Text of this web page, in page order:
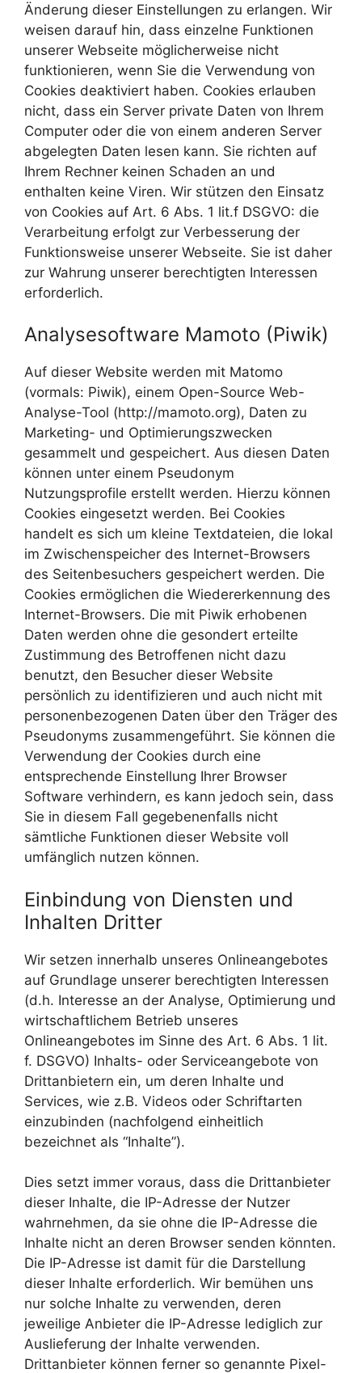
Änderung dieser Einstellungen zu erlangen. Wir
weisen darauf hin, dass einzelne Funktionen
unserer Webseite möglicherweise nicht
funktionieren, wenn Sie die Verwendung von
Cookies deaktiviert haben. Cookies erlauben
nicht, dass ein Server private Daten von Ihrem
Computer oder die von einem anderen Server
abgelegten Daten lesen kann. Sie richten auf
Ihrem Rechner keinen Schaden an und
enthalten keine Viren. Wir stützen den Einsatz
von Cookies auf Art. 6 Abs. 1 lit.f DSGVO: die
Verarbeitung erfolgt zur Verbesserung der
Funktionsweise unserer Webseite. Sie ist daher
zur Wahrung unserer berechtigten Interessen
erforderlich.
Analysesoftware Mamoto (Piwik)
Auf dieser Website werden mit Matomo
(vormals: Piwik), einem Open-Source Web-
Analyse-Tool (http://mamoto.org), Daten zu
Marketing- und Optimierungszwecken
gesammelt und gespeichert. Aus diesen Daten
können unter einem Pseudonym
Nutzungsprofile erstellt werden. Hierzu können
Cookies eingesetzt werden. Bei Cookies
handelt es sich um kleine Textdateien, die lokal
im Zwischenspeicher des Internet-Browsers
des Seitenbesuchers gespeichert werden. Die
Cookies ermöglichen die Wiedererkennung des
Internet-Browsers. Die mit Piwik erhobenen
Daten werden ohne die gesondert erteilte
Zustimmung des Betroffenen nicht dazu
benutzt, den Besucher dieser Website
persönlich zu identifizieren und auch nicht mit
personenbezogenen Daten über den Träger des
Pseudonyms zusammengeführt. Sie können die
Verwendung der Cookies durch eine
entsprechende Einstellung Ihrer Browser
Software verhindern, es kann jedoch sein, dass
Sie in diesem Fall gegebenenfalls nicht
sämtliche Funktionen dieser Website voll
umfänglich nutzen können.
Einbindung von Diensten und
Inhalten Dritter
Wir setzen innerhalb unseres Onlineangebotes
auf Grundlage unserer berechtigten Interessen
(d.h. Interesse an der Analyse, Optimierung und
wirtschaftlichem Betrieb unseres
Onlineangebotes im Sinne des Art. 6 Abs. 1 lit.
f. DSGVO) Inhalts- oder Serviceangebote von
Drittanbietern ein, um deren Inhalte und
Services, wie z.B. Videos oder Schriftarten
einzubinden (nachfolgend einheitlich
bezeichnet als “Inhalte”).
Dies setzt immer voraus, dass die Drittanbieter
dieser Inhalte, die IP-Adresse der Nutzer
wahrnehmen, da sie ohne die IP-Adresse die
Inhalte nicht an deren Browser senden könnten.
Die IP-Adresse ist damit für die Darstellung
dieser Inhalte erforderlich. Wir bemühen uns
nur solche Inhalte zu verwenden, deren
jeweilige Anbieter die IP-Adresse lediglich zur
Auslieferung der Inhalte verwenden.
Drittanbieter können ferner so genannte Pixel-